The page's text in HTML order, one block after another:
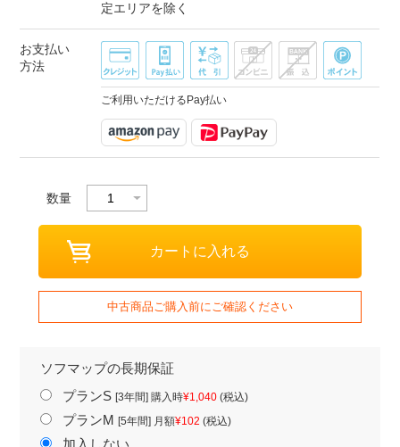
定エリアを除く
お支払い
方法
ご利用いただけるPay払い
数量
中古商品ご購入前にご確認ください
ソフマップの長期保証
プランS [3年間] 購入時¥1,040(税込)
プランM [5年間] 月額¥102 (税込)
加入しない